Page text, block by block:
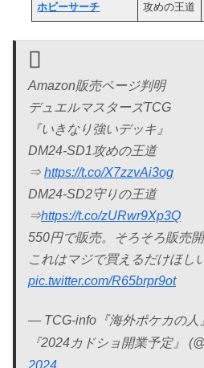
ホビーサーチ 攻めの王道
Amazon販売ページ判明
デュエルマスターズTCG
『いきなり強いデッキ』
DM24-SD1攻めの王道
⇒ https://t.co/X7zzvAi3og
DM24-SD2守りの王道
⇒https://t.co/zURwr9Xp3Q
550円で販売。そろそろ販売
これはマジで買えるだけほし
pic.twitter.com/R65brpr9ot
— TCG-info『海外ポケカの人
『2024カドショ開業予定』